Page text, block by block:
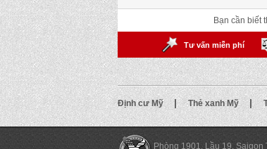
Bạn cần biết
Tư vấn miễn phí
Định cư Mỹ | Thẻ xanh Mỹ |
Phòng 1901, Lầu 19, Saigon